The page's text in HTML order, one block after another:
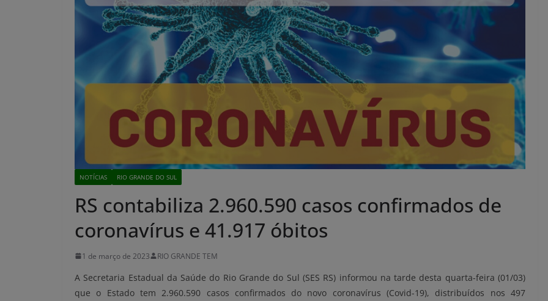
NOTÍCIAS RIO GRANDE DO SUL
RS contabiliza 2.960.590 casos confirmados de
coronavírus e 41.917 óbitos
1 de março de 2023 RIO GRANDE TEM
A Secretaria Estadual da Saúde do Rio Grande do Sul (SES RS) informou na tarde desta quarta-feira (01/03)
que o Estado tem 2.960.590 casos confirmados do novo coronavírus (Covid-19), distribuídos nos 497